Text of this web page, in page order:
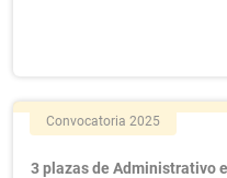
Convocatoria 2025
3 plazas de Administrativo